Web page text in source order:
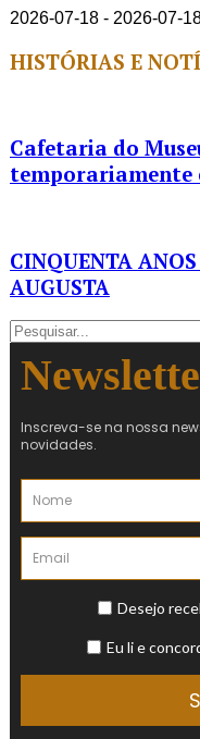
2026-07-18 - 2026-07-
HISTÓRIAS E
Cafetaria do
temporariamente
CINQUENTA
AUGUSTA